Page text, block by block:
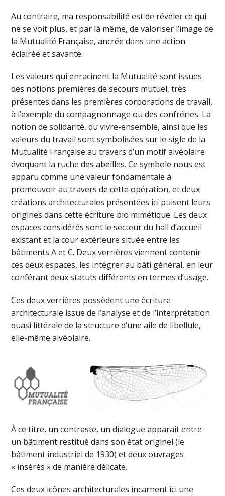
Au contraire, ma responsabilité est de révéler ce qui
ne se voit plus, et par là même, de valoriser l’image de
la Mutualité Française, ancrée dans une action
éclairée et savante.
Les valeurs qui enracinent la Mutualité sont issues
des notions premières de secours mutuel, très
présentes dans les premières corporations de travail,
à l’exemple du compagnonnage ou des confréries. La
notion de solidarité, du vivre-ensemble, ainsi que les
valeurs du travail sont symbolisées sur le sigle de la
Mutualité Française au travers d’un motif alvéolaire
évoquant la ruche des abeilles. Ce symbole nous est
apparu comme une valeur fondamentale à
promouvoir au travers de cette opération, et deux
créations architecturales présentées ici puisent leurs
origines dans cette écriture bio mimétique. Les deux
espaces considérés sont le secteur du hall d’accueil
existant et la cour extérieure située entre les
bâtiments A et C. Deux verrières viennent contenir
ces deux espaces, les intégrer au bâti général, en leur
conférant deux statuts différents en termes d’usage.
Ces deux verrières possèdent une écriture
architecturale issue de l’analyse et de l’interprétation
quasi littérale de la structure d’une aile de libellule,
elle-même alvéolaire.
À ce titre, un contraste, un dialogue apparaît entre
un bâtiment restitué dans son état originel (le
bâtiment industriel de 1930) et deux ouvrages
« insérés » de manière délicate.
Ces deux icônes architecturales incarnent ici une